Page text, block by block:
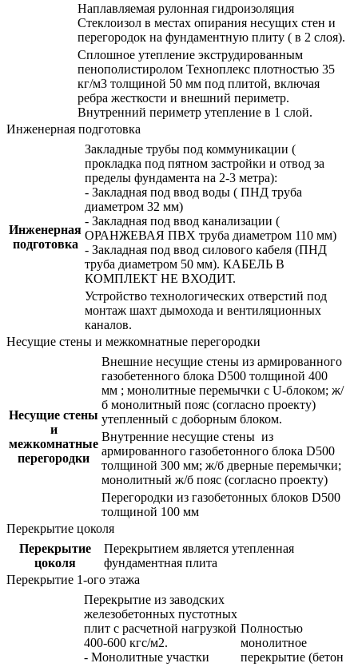
Наплавляемая рулонная гидроизоляция
Стеклоизол в местах опирания несущих стен и
перегородок на фундаментную плиту ( в 2 слоя).
Сплошное утепление экструдированным
пенополистиролом Техноплекс плотностью 35
кг/м3 толщиной 50 мм под плитой, включая
ребра жесткости и внешний периметр.
Внутренний периметр утепление в 1 слой.
Инженерная подготовка
Инженерная
подготовка
Закладные трубы под коммуникации (
прокладка под пятном застройки и отвод за
пределы фундамента на 2-3 метра):
- Закладная под ввод воды ( ПНД труба
диаметром 32 мм)
- Закладная под ввод канализации (
ОРАНЖЕВАЯ ПВХ труба диаметром 110 мм)
- Закладная под ввод силового кабеля (ПНД
труба диаметром 50 мм). КАБЕЛЬ В
КОМПЛЕКТ НЕ ВХОДИТ.
Устройство технологических отверстий под
монтаж шахт дымохода и вентиляционных
каналов.
Несущие стены и межкомнатные перегородки
Несущие стены
и
межкомнатные
перегородки
Внешние несущие стены из армированного
газобетенного блока D500 толщиной 400
мм ; монолитные перемычки с U-блоком; ж/
б монолитный пояс (согласно проекту)
утепленный с доборным блоком.
Внутренние несущие стены из
армированного газобетонного блока D500
толщиной 300 мм; ж/б дверные перемычки;
монолитный ж/б пояс (согласно проекту)
Перегородки из газобетонных блоков D500
толщиной 100 мм
Перекрытие цоколя
Перекрытие
цоколя
Перекрытием является утепленная
фундаментная плита
Перекрытие 1-ого этажа
Перекрытие из заводских
железобетонных пустотных
плит с расчетной нагрузкой
400-600 кгс/м2.
- Монолитные участки
Полностью
монолитное
перекрытие (бетон